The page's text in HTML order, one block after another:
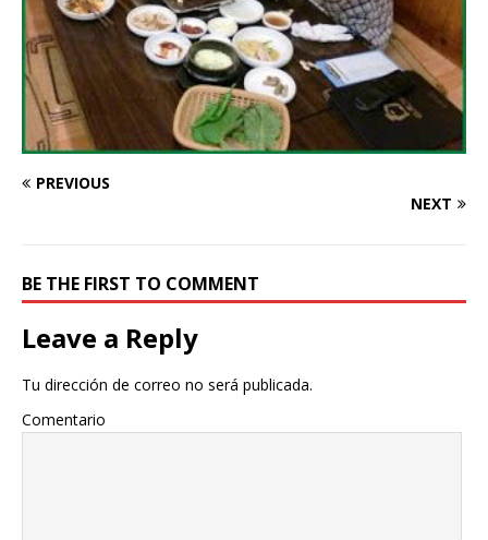
PREVIOUS
NEXT
BE THE FIRST TO COMMENT
Leave a Reply
Tu dirección de correo no será publicada.
Comentario